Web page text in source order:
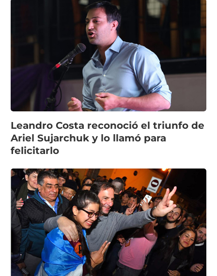
Leandro Costa reconoció el triunfo de
Ariel Sujarchuk y lo llamó para
felicitarlo